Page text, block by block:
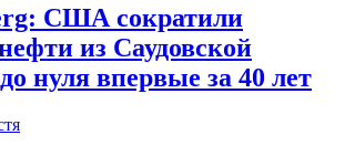
США сократили
из Саудовской
нуля впервые за 40 лет